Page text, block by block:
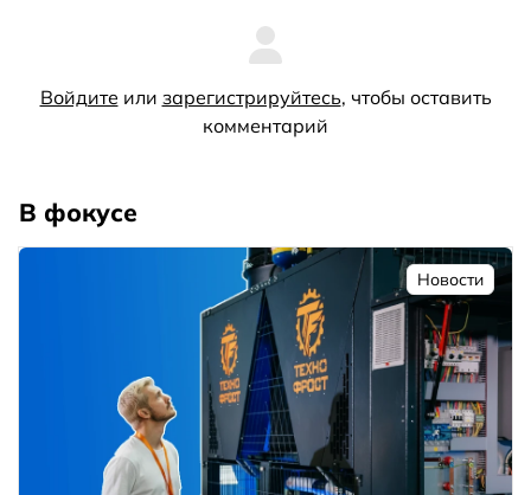
Войдите или зарегистрируйтесь, чтобы оставить
комментарий
В фокусе
Новости